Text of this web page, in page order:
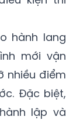
hành lang
mới vận
nhiều điểm
Đặc biệt,
lập và